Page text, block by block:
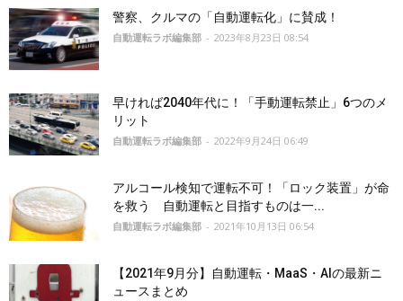
警察、クルマの「自動運転化」に賛成！
自動運転ラボ編集部 - 2023年8月23日 08:54
早ければ2040年代に！「手動運転禁止」6つのメ
リット
自動運転ラボ編集部 - 2022年9月24日 06:49
アルコール検知で運転不可！「ロック装置」が命
を救う 自動運転と目指すものは一...
自動運転ラボ編集部 - 2021年10月13日 06:54
【2021年9月分】自動運転・MaaS・AIの最新ニ
ュースまとめ